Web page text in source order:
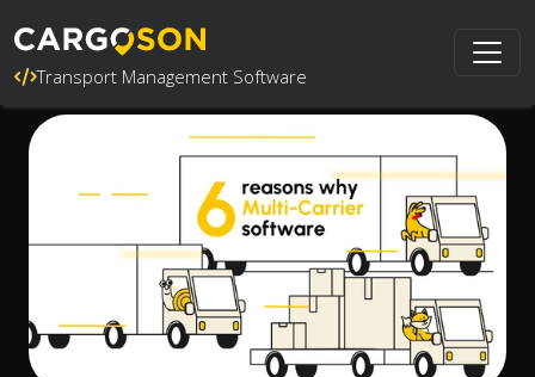
Transport Management Software